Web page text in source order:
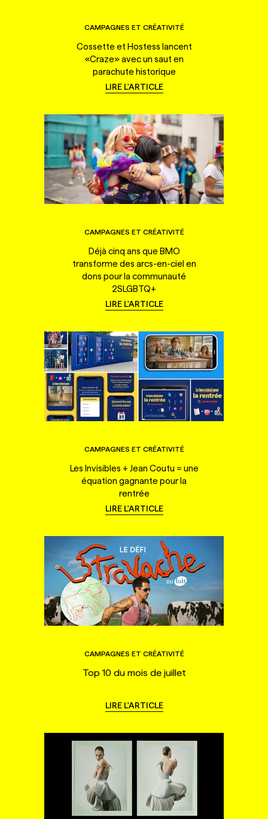
CAMPAGNES ET CRÉATIVITÉ
Cossette et Hostess lancent
«Craze» avec un saut en
parachute historique
LIRE L'ARTICLE
CAMPAGNES ET CRÉATIVITÉ
Déjà cinq ans que BMO
transforme des arcs-en-ciel en
dons pour la communauté
2SLGBTQ+
LIRE L'ARTICLE
CAMPAGNES ET CRÉATIVITÉ
Les Invisibles + Jean Coutu = une
équation gagnante pour la
rentrée
LIRE L'ARTICLE
CAMPAGNES ET CRÉATIVITÉ
Top 10 du mois de juillet
LIRE L'ARTICLE